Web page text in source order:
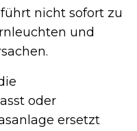
nicht sofort zu
und
oder
ersetzt